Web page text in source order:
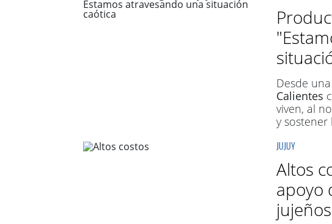
Desde
Calientes
viven, al
y
JUJUY
Altos
apoyo